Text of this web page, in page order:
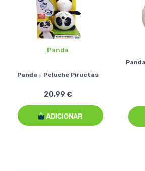
Panda
Panda - Peluche Piruetas
20,99 €
ADICIONAR